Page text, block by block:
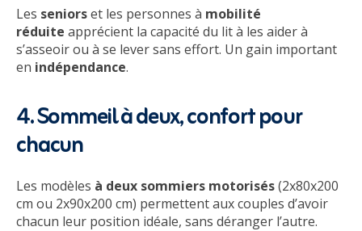
Les seniorset les personnes à mobilité
réduite apprécient la capacité du lit à les aider à
s’asseoir ou à se lever sans effort. Un gain important
en indépendance.
4. Sommeil à deux, confort pour
chacun
Les modèles à deux sommiers motorisés(2x80x200
cm ou 2x90x200 cm) permettent aux couples d’avoir
chacun leur position idéale, sans déranger l’autre.